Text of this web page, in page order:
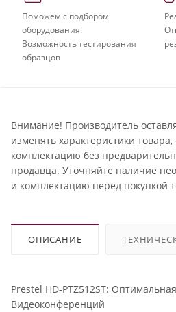
Поможем с подбором
оборудования!
Возможность тестирования
образцов
Внимание! Производитель
изменять характеристики
комплектацию без
продавца. Уточняйте наличие
и комплектацию перед покупкой
ОПИСАНИЕ
Prestel HD-PTZ512ST:
Видеоконференций